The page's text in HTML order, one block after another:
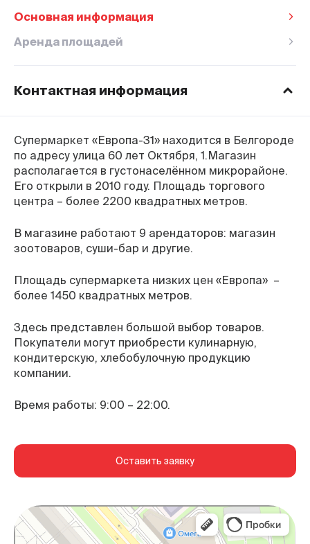
Основная информация
Аренда площадей
Контактная информация
Пн–Всс 9:00 до 22:00
Горячяя линия
8-800-770-76-27
Факс
+7 (4712) 391-991
Адрес
Оставить отзыв
Супермаркет «Европа-31» находится в Белгороде
по адресу улица 60 лет Октября, 1.Магазин
располагается в густонаселённом микрорайоне.
Его открыли в 2010 году. Площадь торгового
центра – более 2200 квадратных метров.
В магазине работают 9 арендаторов: магазин
зоотоваров, суши-бар и другие.
Площадь супермаркета низких цен «Европа» –
более 1450 квадратных метров.
Здесь представлен большой выбор товаров.
Покупатели могут приобрести кулинарную,
кондитерскую, хлебобулочную продукцию
компании.
Время работы: 9:00 – 22:00.
Оставить заявку
Белгород
Яндекс Карты — транспорт, навигация, поиск
мест